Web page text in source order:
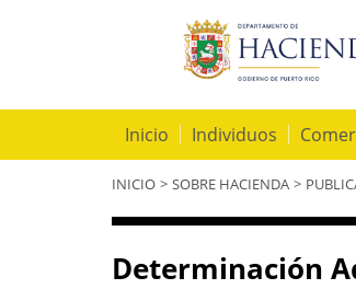
Inicio Individuos
encuentra
usted
INICIO > SOBRE HACIENDA >
Determinación